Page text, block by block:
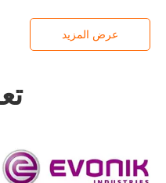
عرض المزيد